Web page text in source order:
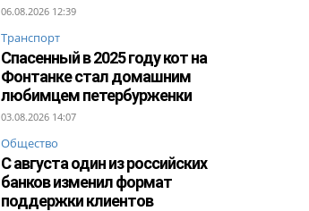
06.08.2026 12:39
Транспорт
Спасенный в 2025 году кот на
Фонтанке стал домашним
любимцем петербурженки
03.08.2026 14:07
Общество
С августа один из российских
банков изменил формат
поддержки клиентов